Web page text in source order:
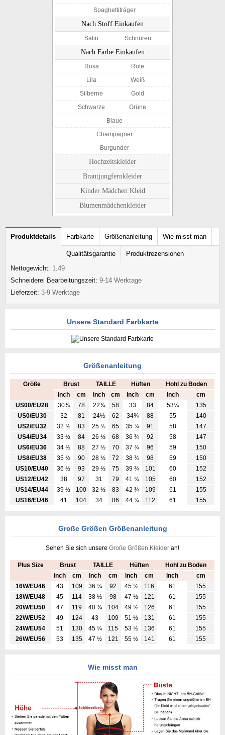
Spaghettiträger
Nach Stoff Einkaufen
Satin Schnüren
Nach Farbe Einkaufen
Rosa
Rote
Lila
Weiß
Silberne
Gold
Schwarze
Grüne
Blaue
Champagner
Burgunder
Hochzeitskleider
Brautjungfernkleider
Kinder Mädchen Kleid
Blumenmädchenkleider
Produktdetails Farbkarte Größenanleitung Wie misst man
Qualitätsgarantie
Produktrezensionen
Nettogewicht: 1.49
Schneiderei Bearbeitungszeit: 9-14 Werktage
Lieferzeit: 3-9 Werktage
Unsere Standard Farbkarte
Größenanleitung
Größe Brust TAILLE Hüften
Hohl zu Boden
inch
cm inch cm inch cm inch
cm
US00/EU28
30¾ 78 22¾ 58 33 84 53¼
135
US0/EU30
32 81 24½ 62 34¾ 88 55
140
US2/EU32
32 ½ 83 25 ½ 65 35 ¾ 91 58
147
US4/EU34
33 ½ 84 26 ½ 68 36 ¾ 92 58
147
US6/EU36
34 ½ 88 27 ½ 70 37 ¾ 96 59
150
US8/EU38
35 ½ 90 28 ½ 72 38 ¾ 98 59
150
US10/EU40
36 ½ 93 29 ½ 75 39 ¾ 101 60
152
US12/EU42
38 97 31 79 41 ¼ 105 60
152
US14/EU44
39 ½ 100 32 ½ 83 42 ¾ 109 61
155
US16/EU46
41 104 34 86 44 ¼ 112 61 155
Große Größen Größenanleitung
Sehen Sie sich unsere Große Größen Kleider an!
Plus Size Brust TAILLE Hüften
Hohl zu Boden
inch
cm inch cm inch cm inch
cm
16W/EU46
43 109 36 ¼ 92 45 ½ 116 61
155
18W/EU48
45 114 38 ½ 98 47 ½ 121 61
155
20W/EU50
47 119 40 ¾ 104 49 ½ 126 61
155
22W/EU52
49 124 43 109 51 ½ 131 61
155
24W/EU54
51 130 45 ¼ 115 53 ½ 136 61
155
26W/EU56
53 135 47 ½ 121 55 ½ 141 61 155
Wie misst man